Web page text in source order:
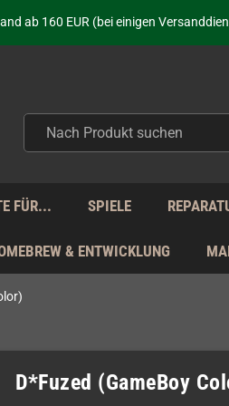
Deine Anlaufstelle für neue Retro-
Mo - Fr aus Deutschland - zollfrei
Deine Anlaufstelle für neue Retro-
Mo - Fr aus Deutschland - zollfrei
unsere Produkte. Du brauchst
FÜR... SPIELE
& ENTWICKLUNG
D*Fuzed (GameBoy